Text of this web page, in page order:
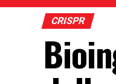
CRISPR